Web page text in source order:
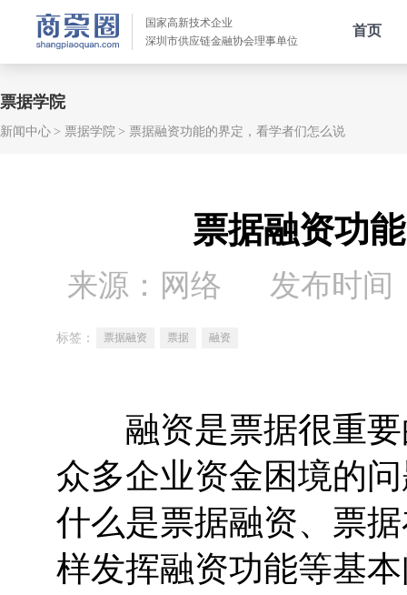
国家高新技术企业
深圳市供应链金融协会理事单位
首页
票据学院
新闻中心 票据学院 票据融资功能的界定，看学者们怎么说
票据融资功
来源：网络 发布时间
标签： 票据融资 票据 融资
融资是票据很重要
众多企业资金困境的
什么是票据融资、票
样发挥融资功能等基